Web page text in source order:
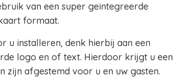
van een super geïntegreerde
formaat.
u installeren, denk hierbij aan een
logo en of text. Hierdoor krijgt u een
zijn afgestemd voor u en uw gasten.